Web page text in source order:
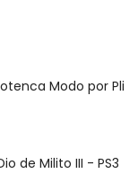
Modo por Pli
de Milito III - PS3